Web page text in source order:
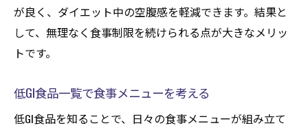
が良く、ダイエット中の空腹感を軽減できます。結果と
して、無理なく食事制限を続けられる点が大きなメリッ
トです。
低GI食品一覧で食事メニューを考える
低GI食品を知ることで、日々の食事メニューが組み立て